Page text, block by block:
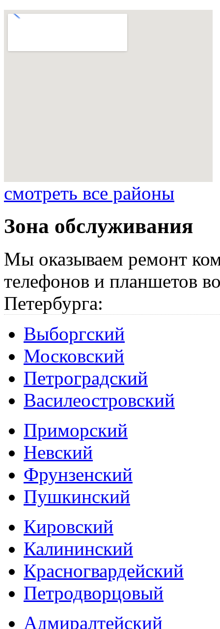
смотреть все районы
Зона обслуживания
Мы оказываем ремонт
телефонов и планшетов
Петербурга:
Выборгский
Московский
Петроградский
Василеостровский
Приморский
Невский
Фрунзенский
Пушкинский
Кировский
Калининский
Красногвардейский
Петродворцовый
Адмиралтейский